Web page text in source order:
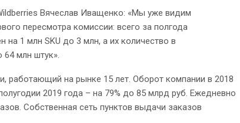
Вячеслав Иващенко: «Мы уже видим
пересмотра комиссии: всего за полгода
на 1 млн SKU до 3 млн, а их количество в
млн штук».
работающий на рынке 15 лет. Оборот компании в 2018
2019 года – на 79% до 85 млрд руб. Ежедневно
Собственная сеть пунктов выдачи заказов